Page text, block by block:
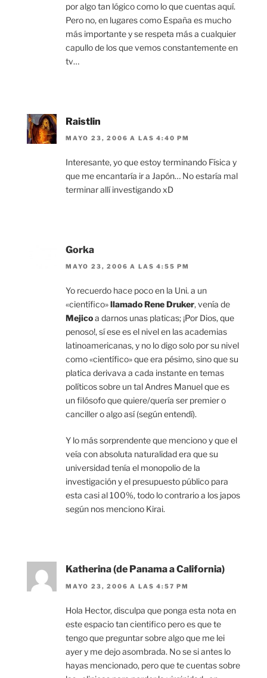
por algo tan lógico como lo que cuentas aquí.
Pero no, en lugares como España es mucho
más importante y se respeta más a cualquier
capullo de los que vemos constantemente en
tv…
Raistlin
MAYO 23, 2006 A LAS 4:40 PM
Interesante, yo que estoy terminando Física y
que me encantaría ir a Japón… No estaría mal
terminar allí investigando xD
Gorka
MAYO 23, 2006 A LAS 4:55 PM
Yo recuerdo hace poco en la Uni. a un
«científico»llamado Rene Druker, venía de
Mejicoa darnos unas platicas; ¡Por Dios, que
penoso!, sí ese es el nivel en las academias
latinoamericanas, y no lo digo solo por su nivel
como «científico» que era pésimo, sino que su
platica derivava a cada instante en temas
políticos sobre un tal Andres Manuel que es
un filósofo que quiere/quería ser premier o
canciller o algo así (según entendí).
Y lo más sorprendente que menciono y que el
veía con absoluta naturalidad era que su
universidad tenía el monopolio de la
investigación y el presupuesto público para
esta casi al 100%, todo lo contrario a los japos
según nos menciono Kirai.
Katherina (de Panama a California)
MAYO 23, 2006 A LAS 4:57 PM
Hola Hector, disculpa que ponga esta nota en
este espacio tan cientifico pero es que te
tengo que preguntar sobre algo que me lei
ayer y me dejo asombrada. No se si antes lo
hayas mencionado, pero que te cuentas sobre